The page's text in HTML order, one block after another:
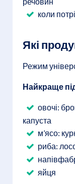
коли
Які
Режим
Найкраще
овочі:
капуста
м’ясо:
риба:
яйця